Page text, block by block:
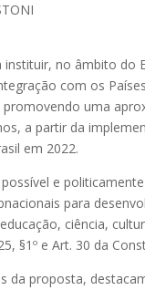
no âmbito do
com os
promovendo uma
a partir da
em 2022.
e
para
ciência,
§1º e Art. 30 da
da proposta,